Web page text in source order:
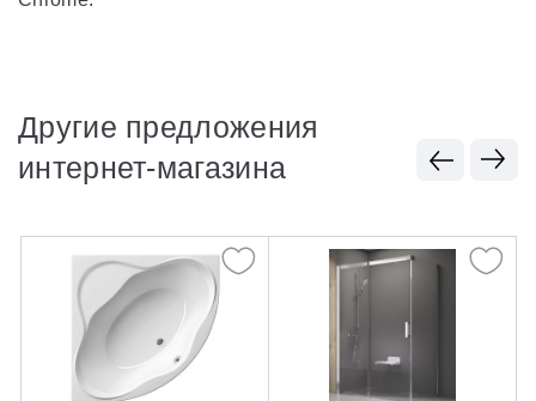
Другие предложения
интернет-магазина